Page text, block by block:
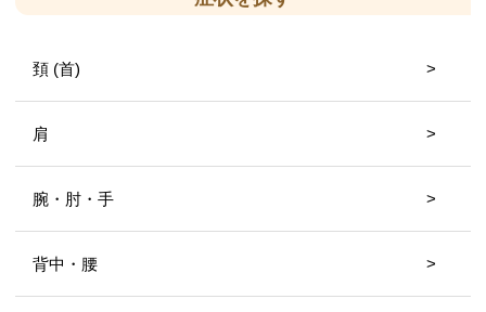
頚 (首)
肩
腕・肘・手
背中・腰